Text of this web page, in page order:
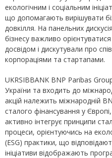
екологічним і соціальним
що допомагають вирішувати
довкілля. На панельних
бізнесу важливо
досвідом і дискутували про
корпораціями та стартапами.
UKRSIBBANK BNP Paribas
України та входить до
акцій належить міжнародній
сталого фінансування у
активно інтегрує принципи
процеси, орієнтуючись на
(ESG) практики, що
ініціативи відображають